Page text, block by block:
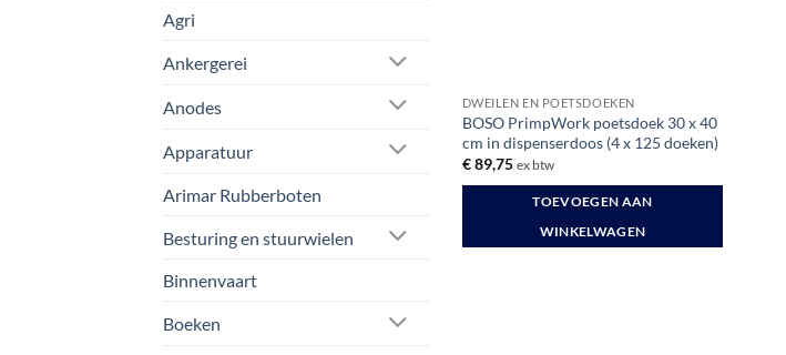
Agri
Ankergerei
Anodes
Apparatuur
Arimar Rubberboten
Besturing en stuurwielen
Binnenvaart
Boeken
DWEILEN EN POETSDOEKEN
BOSO PrimpWork poetsdoek 30 x 40
cm in dispenserdoos (4 x 125 doeken)
€89,75 ex btw
TOEVOEGEN AAN
WINKELWAGEN